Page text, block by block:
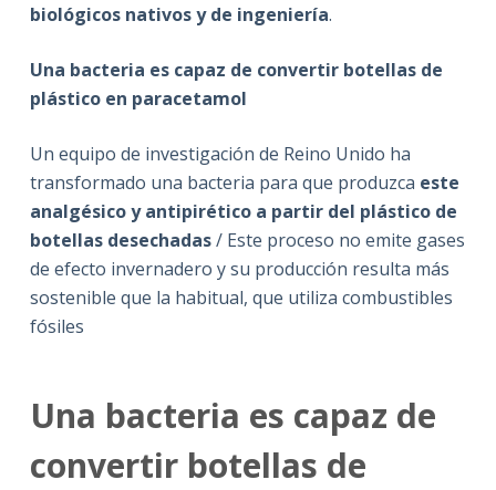
biológicos nativos y de ingeniería.
Una bacteria es capaz de convertir botellas de
plástico en paracetamol
Un equipo de investigación de Reino Unido ha
transformado una bacteria para que produzca este
analgésico y antipirético a partir del plástico de
botellas desechadas/ Este proceso no emite gases
de efecto invernadero y su producción resulta más
sostenible que la habitual, que utiliza combustibles
fósiles
Una bacteria es capaz de
convertir botellas de